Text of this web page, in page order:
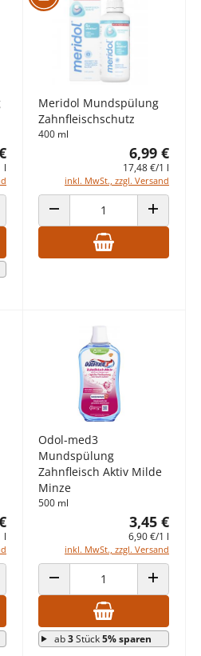
l
ERHÖHEN
Meridol Mundspülung
Zahnfleischschutz
400 ml
6,99 €
17,48 €/1 l
inkl. MwSt., zzgl. Versand
ANZAHL VERRINGERN ANZAHL
l
ERHÖHEN
Odol-med3
Mundspülung
Zahnfleisch Aktiv Milde
Minze
500 ml
3,45 €
6,90 €/1 l
inkl. MwSt., zzgl. Versand
ANZAHL VERRINGERN ANZAHL
ab3Stück5% sparen